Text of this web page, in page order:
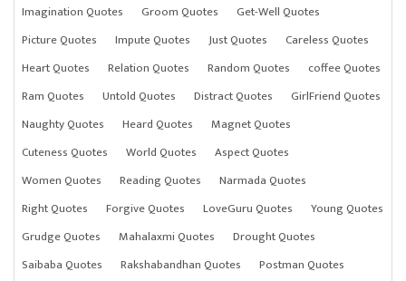
Imagination Quotes
Groom Quotes
Get-Well Quotes
Picture Quotes
Impute Quotes Just Quotes
Careless Quotes
Heart Quotes
Relation Quotes Random Quotes
coffee Quotes
Ram Quotes
Untold Quotes Distract Quotes
GirlFriend Quotes
Naughty Quotes
Heard Quotes
Magnet Quotes
Cuteness Quotes
World Quotes
Aspect Quotes
Women Quotes
Reading Quotes
Narmada Quotes
Right Quotes
Forgive Quotes LoveGuru Quotes
Young Quotes
Grudge Quotes
Mahalaxmi Quotes
Drought Quotes
Saibaba Quotes
Rakshabandhan Quotes
Postman Quotes